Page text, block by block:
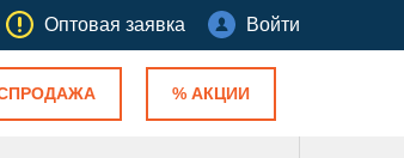
Оптовая заявка Войти
% АКЦИИ